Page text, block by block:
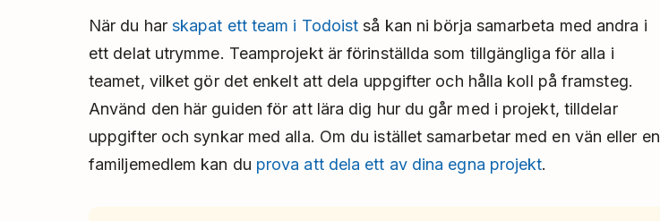
När du har skapat ett team i Todoist så kan ni börja samarbeta med andra i
ett delat utrymme. Teamprojekt är förinställda som tillgängliga för alla i
teamet, vilket gör det enkelt att dela uppgifter och hålla koll på framsteg.
Använd den här guiden för att lära dig hur du går med i projekt, tilldelar
uppgifter och synkar med alla. Om du istället samarbetar med en vän eller en
familjemedlem kan du prova att dela ett av dina egna projekt.